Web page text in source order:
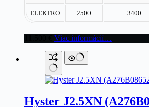
ELEKTRO 2500 3400
Viac informácií…
Hyster J2.5XN